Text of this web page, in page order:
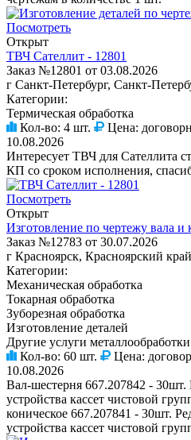
Посмотреть
Открыт
ТВЧ Сателлит - 12801
Заказ №12801 от 03.08.2026
г Санкт-Петербург, Санкт-
Категории:
Термическая обработка
Кол-во: 4 шт. Цена:
10.08.2026
Интересует ТВЧ для
КП со сроком исполнения,
Посмотреть
Открыт
Изготовление по чертежу вала и
Заказ №12783 от 30.07.2026
г Красноярск, Красноярский край
Категории:
Механическая обработка
Токарная обработка
Зуборезная обработка
Изготовление деталей
Другие услуги металлообработки
Кол-во: 60 шт. Цена:
10.08.2026
Вал-шестерня 667.207842 -
устройства кассет чистовой
коническое 667.207841 - 30шт.
устройства кассет чистовой